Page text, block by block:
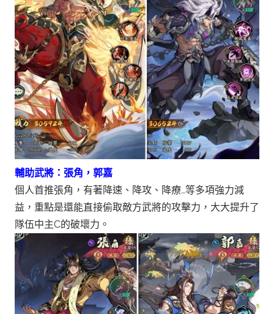
輔助武將：張角，郭嘉
個人首推張角，有著降速、降攻、降療…等多項強力減
益，重點是還能直接偷取敵方武將的攻擊力，大大提升了
隊伍中主C的破壞力。